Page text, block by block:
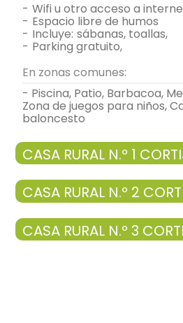
-
wifi u otro acceso a
- espacio libre de humos
- incluye: sábanas, toallas,
-
parking gratuito,
En zonas comunes:
- Piscina, Patio, Barbacoa,
Zona de juegos para niños,
baloncesto
CASA RURAL N.º 1 CORTIJO AURELIANO 2 A 15
salón
-sofá dos plazas = 2, mesa de centro, mesa
extensible para 8
- tv,
- chimenea,
CASA RURAL N.º 2 CORTIJO RAFAEL 2 A 12
- casa con: salón, Cocina, 6
-
CASA RURAL N.º 3 CORTIJO MANUEL 2 A 10